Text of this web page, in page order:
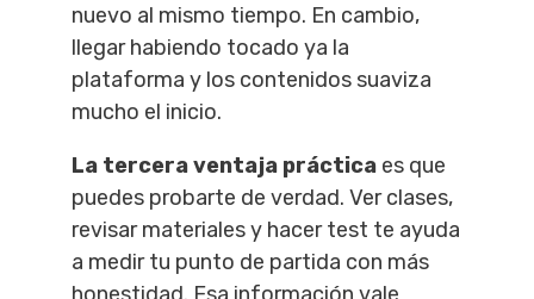
nuevo al mismo tiempo. En cambio,
llegar habiendo tocado ya la
plataforma y los contenidos suaviza
mucho el inicio.
La tercera ventaja práctica es que
puedes probarte de verdad. Ver clases,
revisar materiales y hacer test te ayuda
a medir tu punto de partida con más